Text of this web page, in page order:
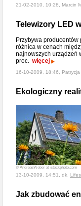
21-02-2010, 10:28, Marcin
Telewizory LED
Przybywa
różnica w cenach
najnowszych urządzeń
proc. więcej
16-10-2009, 18:46, Patrycja
Ekologiczny
© AndreasWeber at istockphoto.com
13-10-2009, 14:51, dk,
Jak zbudować